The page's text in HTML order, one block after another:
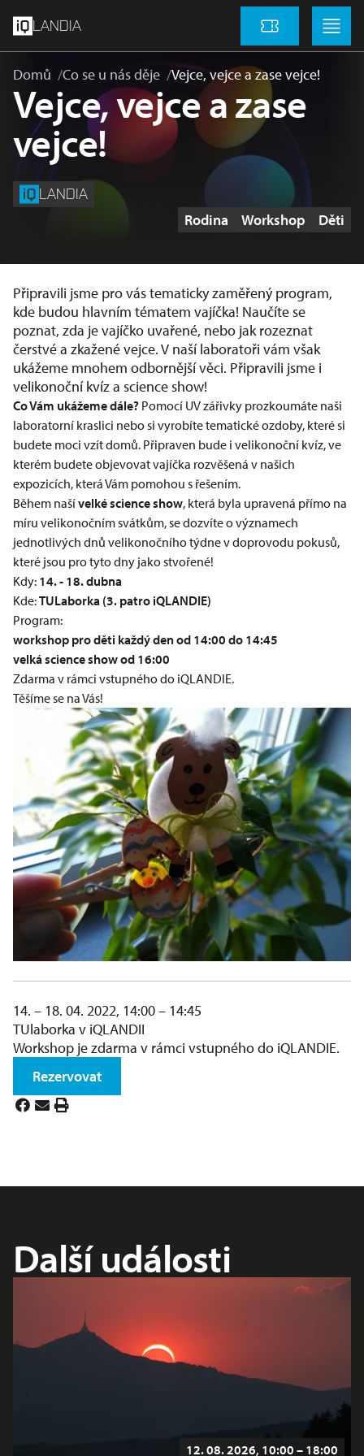
LANDIA Vstupenky
Menu
Domů Co se u nás děje Vejce, vejce a zase vejce!
Vejce, vejce a zase
vejce!
LANDIA
Štítky
Rodina Workshop Děti
Připravili jsme pro vás tematicky zaměřený program,
kde budou hlavním tématem vajíčka! Naučíte se
poznat, zda je vajíčko uvařené, nebo jak rozeznat
čerstvé a zkažené vejce. V naší laboratoři vám však
ukážeme mnohem odbornější věci. Připravili jsme i
velikonoční kvíz a science show!
Co Vám ukážeme dále? Pomocí UV zářivky prozkoumáte naši
laboratorní kraslici nebo si vyrobíte tematické ozdoby, které si
budete moci vzít domů. Připraven bude i velikonoční kvíz, ve
kterém budete objevovat vajíčka rozvěšená v našich
expozicích, která Vám pomohou s řešením.
Během našívelké science show, která byla upravená přímo na
míru velikonočním svátkům, se dozvíte o významech
jednotlivých dnů velikonočního týdne v doprovodu pokusů,
které jsou pro tyto dny jako stvořené!
Kdy: 14. - 18. dubna
Kde:TULaborka (3. patro iQLANDIE)
Program:
workshop pro děti každý den od 14:00 do 14:45
velká science show od 16:00
Zdarma v rámci vstupného do iQLANDIE.
Těšíme se na Vás!
14. – 18. 04. 2022, 14:00 – 14:45
TUlaborka v iQLANDII
Workshop je zdarma v rámci vstupného do iQLANDIE.
Rezervovat
Další události
12. 08. 2026, 10:00 – 18:00